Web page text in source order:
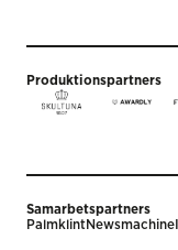
Produktionspartners
Samarbetspartners
PalmklintNewsmachine